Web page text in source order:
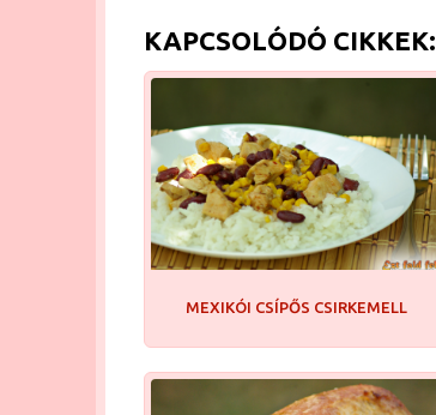
KAPCSOLÓDÓ CIKKEK:
MEXIKÓI CSÍPŐS CSIRKEMELL